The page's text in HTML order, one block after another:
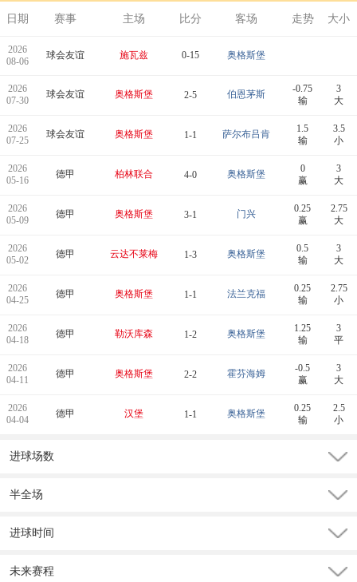
日期 赛事 主场 比分 客场 走势 大小
2026
08-06
球会友谊 施瓦兹 0-15 奥格斯堡
2026
07-30
球会友谊 奥格斯堡 2-5 伯恩茅斯
-0.75
输
3
大
2026
07-25
球会友谊 奥格斯堡 1-1 萨尔布吕肯
1.5
输
3.5
小
2026
05-16
德甲 柏林联合 4-0 奥格斯堡
0
赢
3
大
2026
05-09
德甲 奥格斯堡 3-1 门兴
0.25
赢
2.75
大
2026
05-02
德甲 云达不莱梅 1-3 奥格斯堡
0.5
输
3
大
2026
04-25
德甲 奥格斯堡 1-1 法兰克福
0.25
输
2.75
小
2026
04-18
德甲 勒沃库森 1-2 奥格斯堡
1.25
输
3
平
2026
04-11
德甲 奥格斯堡 2-2 霍芬海姆
-0.5
赢
3
大
2026
04-04
德甲 汉堡 1-1 奥格斯堡
0.25
输
2.5
小
进球场数
半全场
进球时间
未来赛程